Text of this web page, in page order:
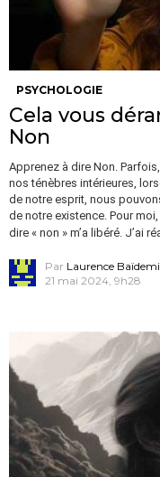
PSYCHOLOGIE
Cela vous
Non
Apprenez à dire Non.
nos ténèbres intérieures,
de notre esprit, nous
de notre existence. Pour
dire « non » m’a libéré. J’ai
Par Laurence
21 mai 2024, 9h28